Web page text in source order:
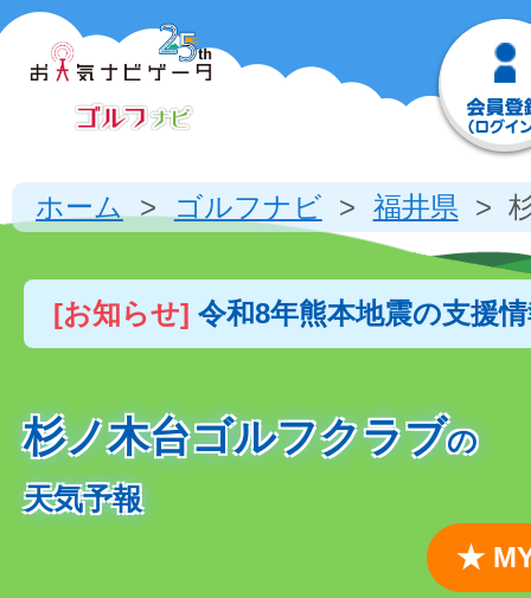
ホーム ゴルフナビ 福井県
[お知らせ] 令和8年熊本地震の支援
杉ノ木台ゴルフクラブの
天気予報
★